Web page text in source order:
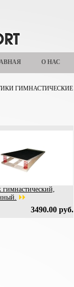
О НАС
ГИМНАСТИЧЕСКИЕ
3490.00 руб.